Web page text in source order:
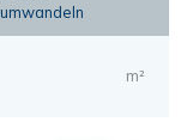
umwandeln
m²